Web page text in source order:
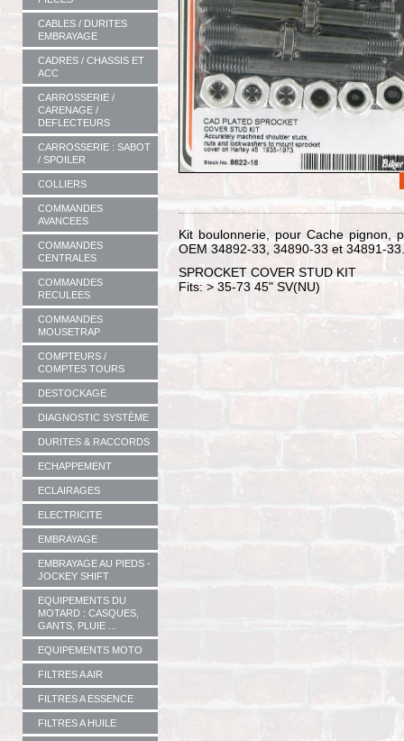
CABLES / DURITES
EMBRAYAGE
CADRES / CHASSIS ET
ACC
CARROSSERIE /
CARENAGE /
DEFLECTEURS
CARROSSERIE : SABOT
/ SPOILER
COLLIERS
COMMANDES
AVANCEES
COMMANDES
CENTRALES
COMMANDES
RECULEES
COMMANDES
MOUSETRAP
COMPTEURS /
COMPTES TOURS
DESTOCKAGE
DIAGNOSTIC SYSTÈME
DURITES & RACCORDS
ECHAPPEMENT
ECLAIRAGES
ELECTRICITE
EMBRAYAGE
EMBRAYAGE AU PIEDS -
JOCKEY SHIFT
EQUIPEMENTS DU
MOTARD : CASQUES,
GANTS, PLUIE ...
EQUIPEMENTS MOTO
FILTRES A AIR
FILTRES A ESSENCE
FILTRES A HUILE
Kit boulonnerie, pour Cache pignon,
OEM 34892-33, 34890-33 et 34891-
SPROCKET COVER STUD KIT
Fits: > 35-73 45" SV(NU)